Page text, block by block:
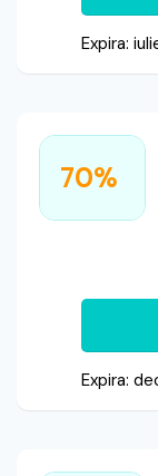
Expira:
70%
Expira: